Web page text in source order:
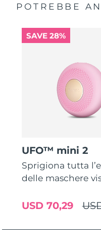
POTREBBE
SAVE 28%
UFO™ mini 2
Sprigiona tutta
delle maschere
USD 70,29